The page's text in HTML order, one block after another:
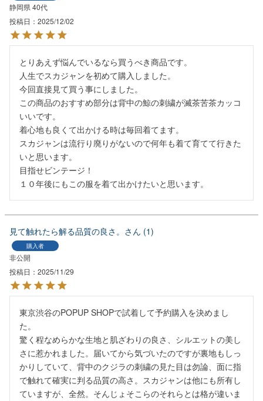
静岡県 40代
投稿日
2025/12/02
とりあえず悩んでいるなら買うべき商品です。
人生でスカジャンを初めて購入しました。
今回直接見て買う事にしました。
この商品のおすすめ部分は背中の鯨の刺繍が滅茶苦茶カッコ
いいです。
着心地も良くて出かける時は毎回着てます。
スカジャンは流行り廃りがないので何年も着て育てて行きた
いと思います。
目指せビンテージ！
１０年後にもこの服を着て出かけたいと思います。
見て触れたら解る品質の良さ。 1
購入者
非公開
投稿日
2025/11/29
東京渋谷のPOPUP SHOPで試着して予約購入を決めまし
た。
驚く程なめらかな生地と肌ざわりの良さ、シルエットの美し
さに惹かれました。届いてから気づいたのですが裏地もしっ
かりしていて、背中のクジラの刺繍の見た目は勿論、面に指
で触れて確実に判る品質の高さ。スカジャンは他にも所有し
ていますが、全然。そんじょそこらのそれらとは格が違いま